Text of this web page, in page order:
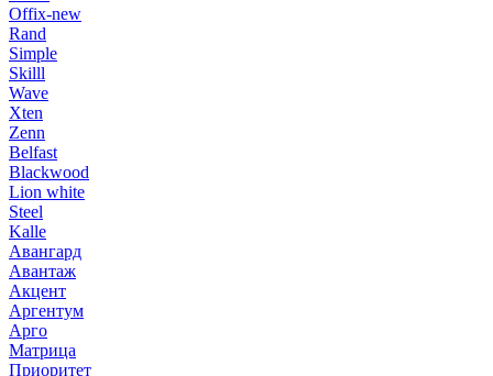
Offix-new
Rand
Simple
Skilll
Wave
Xten
Zenn
Belfast
Blackwood
Lion white
Steel
Kalle
Авангард
Авантаж
Акцент
Аргентум
Арго
Матрица
Приоритет